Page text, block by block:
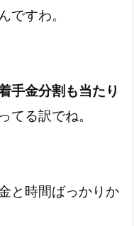
ですわ。
手金分割も当たり
てる訳でね。
と時間ばっかりか